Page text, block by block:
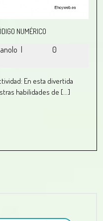
NUMÉRICO
|
0
En esta divertida
habilidades de [...]